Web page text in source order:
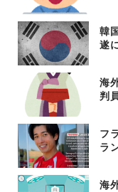
韓
遂
海
判
フ
ラ
海